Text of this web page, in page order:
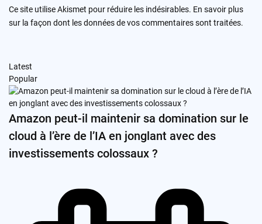
Ce site utilise Akismet pour réduire les indésirables. En savoir plus
sur la façon dont les données de vos commentaires sont traitées.
Latest
Popular
Amazon peut-il maintenir sa domination sur le
cloud à l’ère de l’IA en jonglant avec des
investissements colossaux ?